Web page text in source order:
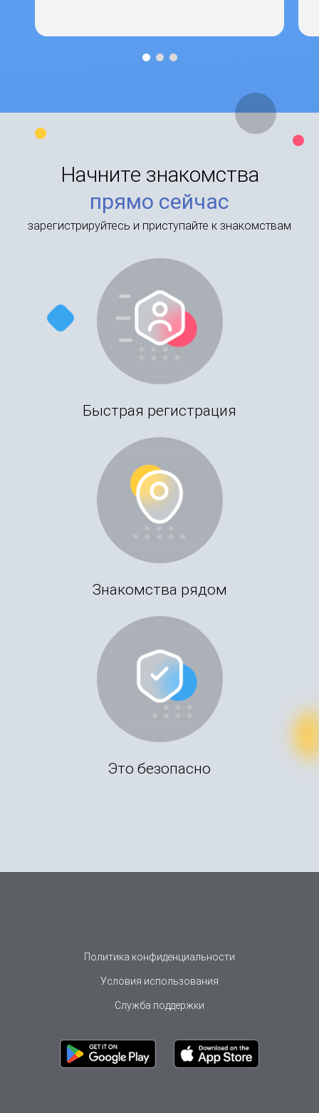
Начните знакомства
прямо сейчас
зарегистрируйтесь и приступайте к знакомствам
Быстрая регистрация
Знакомства рядом
Это безопасно
Политика конфиденциальности
Условия использования
Служба поддержки